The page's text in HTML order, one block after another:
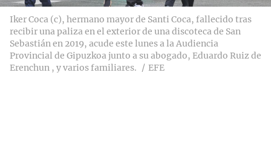
Iker Coca (c), hermano mayor de Santi Coca, fallecido tras
recibir una paliza en el exterior de una discoteca de San
Sebastián en 2019, acude este lunes a la Audiencia
Provincial de Gipuzkoa junto a su abogado, Eduardo Ruiz de
Erenchun , y varios familiares.
EFE